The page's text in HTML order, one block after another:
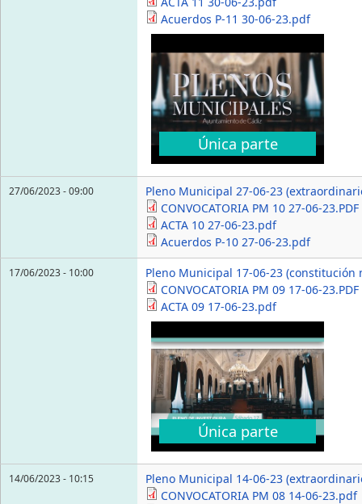
Acuerdos P-11 30-06-23.pdf
Única parte
27/06/2023 - 09:00
Pleno Municipal 27-06-23
CONVOCATORIA PM 10 27-06-23.PDF
ACTA 10 27-06-23.pdf
Acuerdos P-10 27-06-23.pdf
17/06/2023 - 10:00
Pleno Municipal 17-06-23 (constitución
CONVOCATORIA PM 09 17-06-23.PDF
ACTA 09 17-06-23.pdf
Única parte
14/06/2023 - 10:15
Pleno Municipal 14-06-23
CONVOCATORIA PM 08 14-06-23.pdf